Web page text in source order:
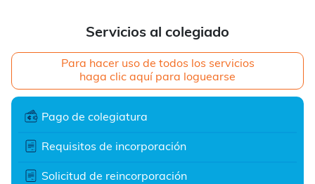
Servicios al colegiado
Para hacer uso de todos los servicios
haga clic aquí para loguearse
Pago de colegiatura
Requisitos de incorporación
Solicitud de reincorporación